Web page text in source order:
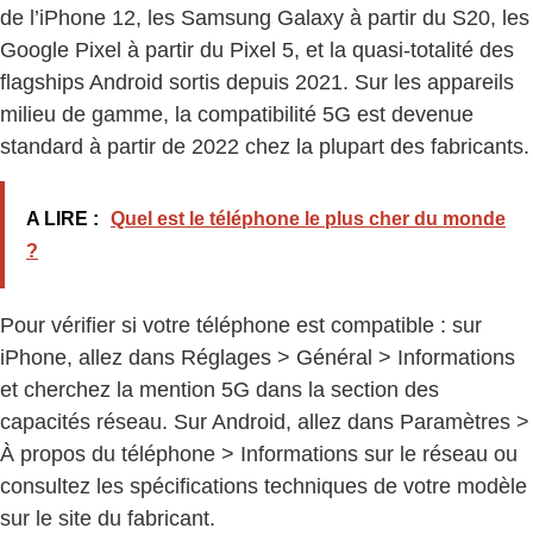
de l’iPhone 12, les Samsung Galaxy à partir du S20, les
Google Pixel à partir du Pixel 5, et la quasi-totalité des
flagships Android sortis depuis 2021. Sur les appareils
milieu de gamme, la compatibilité 5G est devenue
standard à partir de 2022 chez la plupart des fabricants.
A LIRE :
Quel est le téléphone le plus cher du monde
?
Pour vérifier si votre téléphone est compatible : sur
iPhone, allez dans Réglages > Général > Informations
et cherchez la mention 5G dans la section des
capacités réseau. Sur Android, allez dans Paramètres >
À propos du téléphone > Informations sur le réseau ou
consultez les spécifications techniques de votre modèle
sur le site du fabricant.